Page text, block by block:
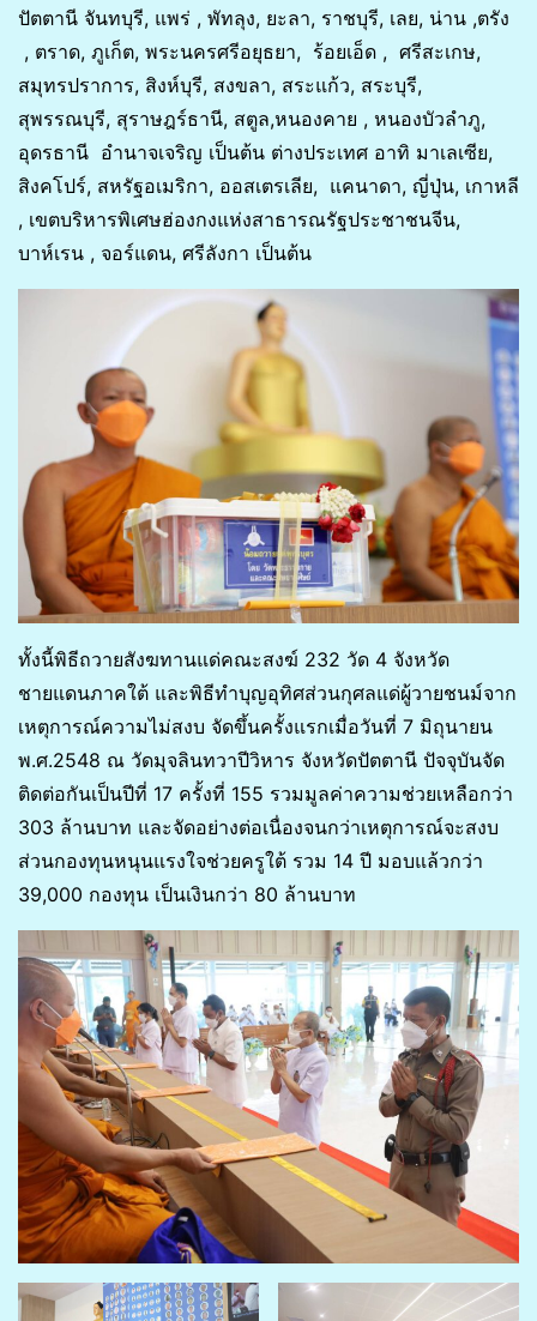
ปัตตานี จันทบุรี, แพร่ , พัทลุง, ยะลา, ราชบุรี, เลย, น่าน ,ตรัง
, ตราด, ภูเก็ต, พระนครศรีอยุธยา, ร้อยเอ็ด , ศรีสะเกษ,
สมุทรปราการ, สิงห์บุรี, สงขลา, สระแก้ว, สระบุรี,
สุพรรณบุรี, สุราษฎร์ธานี, สตูล,หนองคาย , หนองบัวลำภู,
อุดรธานี อำนาจเจริญ เป็นต้น ต่างประเทศ อาทิ มาเลเซีย,
สิงคโปร์, สหรัฐอเมริกา, ออสเตรเลีย, แคนาดา, ญี่ปุ่น, เกาหลี
, เขตบริหารพิเศษฮ่องกงแห่งสาธารณรัฐประชาชนจีน,
บาห์เรน , จอร์แดน, ศรีลังกา เป็นต้น
ทั้งนี้พิธีถวายสังฆทานแด่คณะสงฆ์ 232 วัด 4 จังหวัด
ชายแดนภาคใต้ และพิธีทำบุญอุทิศส่วนกุศลแด่ผู้วายชนม์จาก
เหตุการณ์ความไม่สงบ จัดขึ้นครั้งแรกเมื่อวันที่ 7 มิถุนายน
พ.ศ.2548 ณ วัดมุจลินทวาปีวิหาร จังหวัดปัตตานี ปัจจุบันจัด
ติดต่อกันเป็นปีที่ 17 ครั้งที่ 155 รวมมูลค่าความช่วยเหลือกว่า
303 ล้านบาท และจัดอย่างต่อเนื่องจนกว่าเหตุการณ์จะสงบ
ส่วนกองทุนหนุนแรงใจช่วยครูใต้ รวม 14 ปี มอบแล้วกว่า
39,000 กองทุน เป็นเงินกว่า 80 ล้านบาท